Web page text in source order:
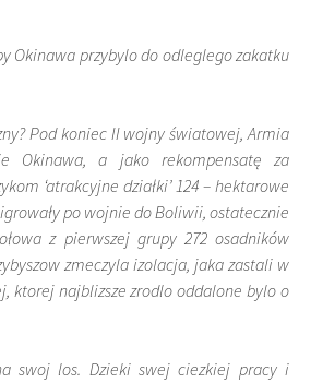
Okinawa przybylo do odleglego zakatku
Pod koniec II wojny światowej, Armia
Okinawa, a jako rekompensatę za
‘atrakcyjne działki’ 124 – hektarowe
po wojnie do Boliwii, ostatecznie
z pierwszej grupy 272 osadników
zmeczyla izolacja, jaka zastali w
najblizsze zrodlo oddalone bylo o
swoj los. Dzieki swej ciezkiej pracy i